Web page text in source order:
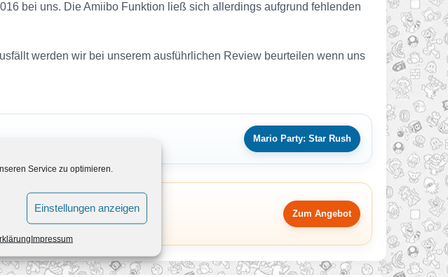
Service zu optimieren.
Einstellungen anzeigen
Impressum
bei uns. Die Amiibo Funktion ließ sich allerdings aufgrund fehlenden
werden wir bei unserem ausführlichen Review beurteilen wenn uns
Mario Party: Star Rush
Zum Angebot